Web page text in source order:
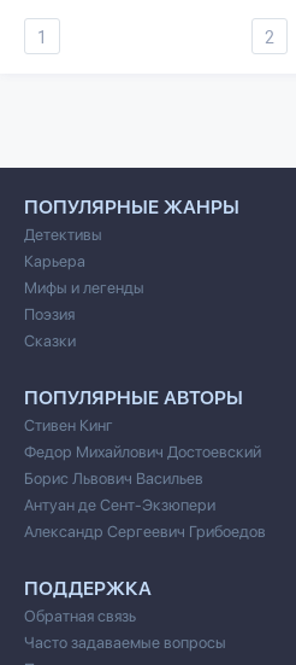
1 2
ПОПУЛЯРНЫЕ ЖАНРЫ
Детективы
Карьера
Мифы и легенды
Поэзия
Сказки
ПОПУЛЯРНЫЕ АВТОРЫ
Стивен Кинг
Федор Михайлович Достоевский
Борис Львович Васильев
Антуан де Сент-Экзюпери
Александр Сергеевич Грибоедов
ПОДДЕРЖКА
Обратная связь
Часто задаваемые вопросы